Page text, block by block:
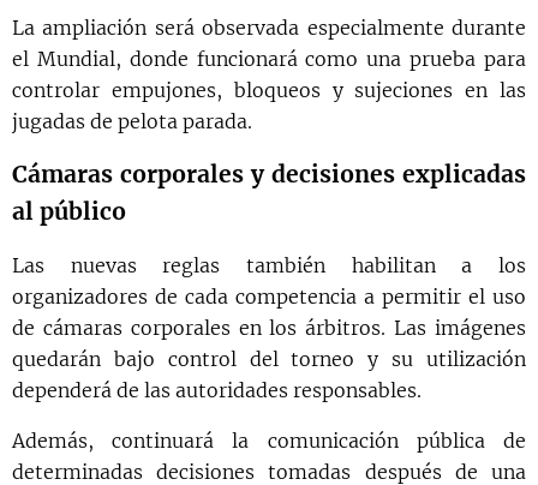
La ampliación será observada especialmente durante
el Mundial, donde funcionará como una prueba para
controlar empujones, bloqueos y sujeciones en las
jugadas de pelota parada.
Cámaras corporales y decisiones explicadas
al público
Las nuevas reglas también habilitan a los
organizadores de cada competencia a permitir el uso
de cámaras corporales en los árbitros. Las imágenes
quedarán bajo control del torneo y su utilización
dependerá de las autoridades responsables.
Además, continuará la comunicación pública de
determinadas decisiones tomadas después de una